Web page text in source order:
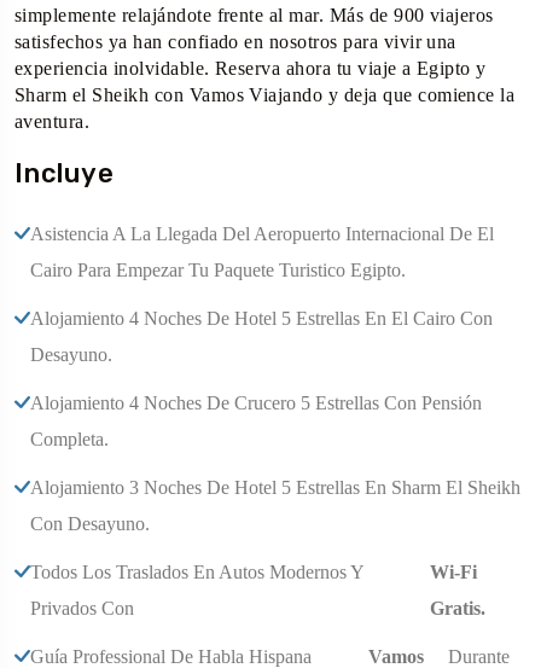
simplemente relajándote frente al mar. Más de 900 viajeros
satisfechos ya han confiado en nosotros para vivir una
experiencia inolvidable. Reserva ahora tu viaje a Egipto y
Sharm el Sheikh con Vamos Viajando y deja que comience la
aventura.
Incluye
Asistencia A La Llegada Del Aeropuerto Internacional De El
Cairo Para Empezar Tu Paquete Turistico Egipto.
Alojamiento 4 Noches De Hotel 5 Estrellas En El Cairo Con
Desayuno.
Alojamiento 4 Noches De Crucero 5 Estrellas Con Pensión
Completa.
Alojamiento 3 Noches De Hotel 5 Estrellas En Sharm El Sheikh
Con Desayuno.
Todos Los Traslados En Autos Modernos Y
Privados Con
Wi-Fi
Gratis.
Guía Professional De Habla Hispana
Vamos
Durante